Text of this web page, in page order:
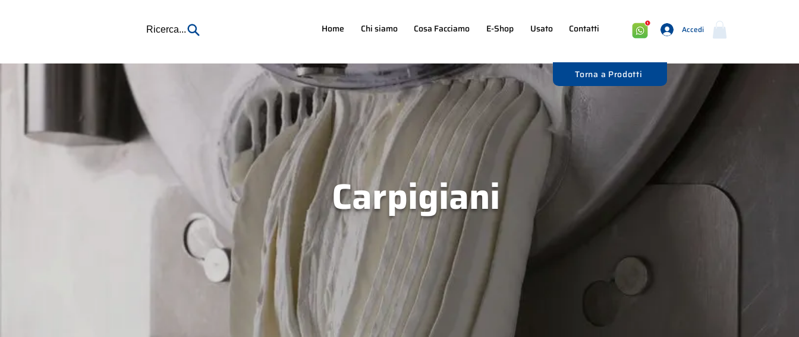
Ricerca... Home Chi siamo Cosa Facciamo E-Shop Usato Contatti Accedi
Torna a Prodotti
Carpigiani